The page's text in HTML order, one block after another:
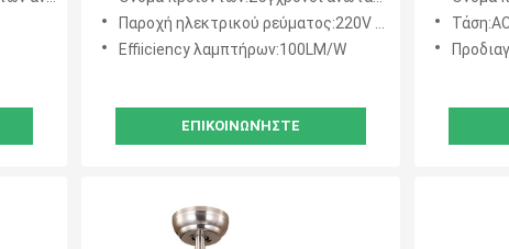
3000K 4000K 6500K
Παροχή ηλεκτρικού ρεύματος:220V 50Hz 50Hz
Effiiciency λαμπτήρων:100LM/W
ΕΠΙΚΟΙΝΩΝΉΣΤΕ
3